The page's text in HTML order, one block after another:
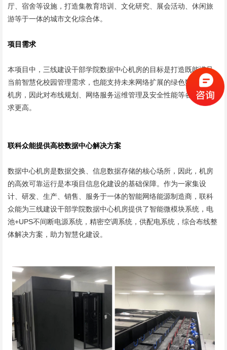
厅、宿舍等设施，打造集教育培训、文化研究、展会活动、休闲旅
游等于一体的城市文化综合体。
项目需求
本项目中，三线建设干部学院数据中心机房的目标是打造既能满足
当前智慧化校园管理需求，也能支持未来网络扩展的绿色数据中心
机房，因此对布线规划、网络服务运维管理及安全性能等各方面要
求更高。
联科众能提供高校数据中心解决方案
数据中心机房是数据交换、信息数据存储的核心场所，因此，机房
的高效可靠运行是本项目信息化建设的基础保障。作为一家集设
计、研发、生产、销售、服务于一体的智能网络能源制造商，联科
众能为三线建设干部学院数据中心机房提供了智能微模块系统，电
池+UPS不间断电源系统，精密空调系统，供配电系统，综合布线整
体解决方案，助力智慧化建设。